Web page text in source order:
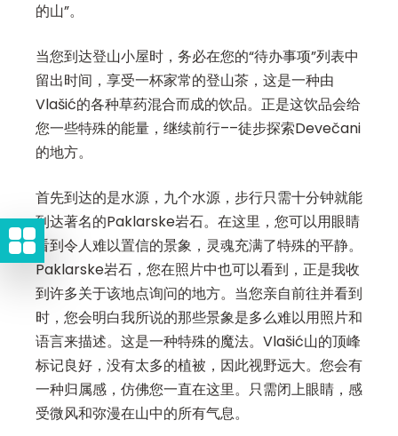
的山”。
当您到达登山小屋时，务必在您的“待办事项”列表中
留出时间，享受一杯家常的登山茶，这是一种由
Vlašić的各种草药混合而成的饮品。正是这饮品会给
您一些特殊的能量，继续前行––徒步探索Devečani
的地方。
首先到达的是水源，九个水源，步行只需十分钟就能
到达著名的Paklarske岩石。在这里，您可以用眼睛
看到令人难以置信的景象，灵魂充满了特殊的平静。
Paklarske岩石，您在照片中也可以看到，正是我收
到许多关于该地点询问的地方。当您亲自前往并看到
时，您会明白我所说的那些景象是多么难以用照片和
语言来描述。这是一种特殊的魔法。Vlašić山的顶峰
标记良好，没有太多的植被，因此视野远大。您会有
一种归属感，仿佛您一直在这里。只需闭上眼睛，感
受微风和弥漫在山中的所有气息。